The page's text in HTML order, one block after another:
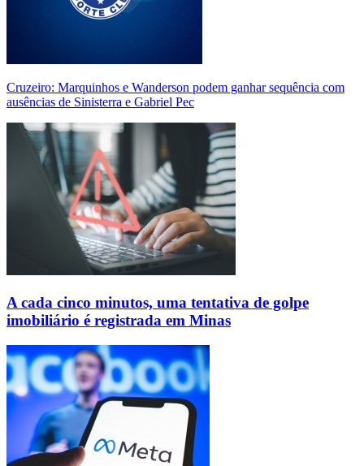
Cruzeiro: Marquinhos e Wanderson podem ganhar sequência com
ausências de Sinisterra e Gabriel Pec
A cada cinco minutos, uma tentativa de golpe
imobiliário é registrada em Minas